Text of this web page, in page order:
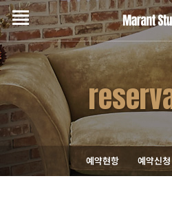
예약현항 예약신청